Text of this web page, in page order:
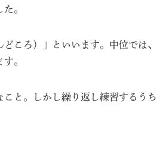
。
ころ）」といいます。中位では、
。
と。しかし繰り返し練習するうち